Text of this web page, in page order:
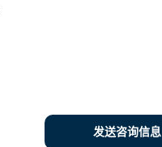
发送咨询信息